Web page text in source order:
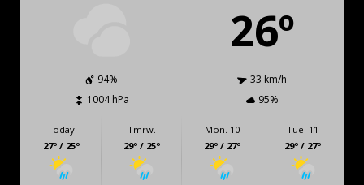
26º
94%
33 km/h
1004 hPa
95%
Today
27º / 25º
Tmrw.
29º / 25º
Mon. 10
29º / 27º
Tue. 11
29º / 27º